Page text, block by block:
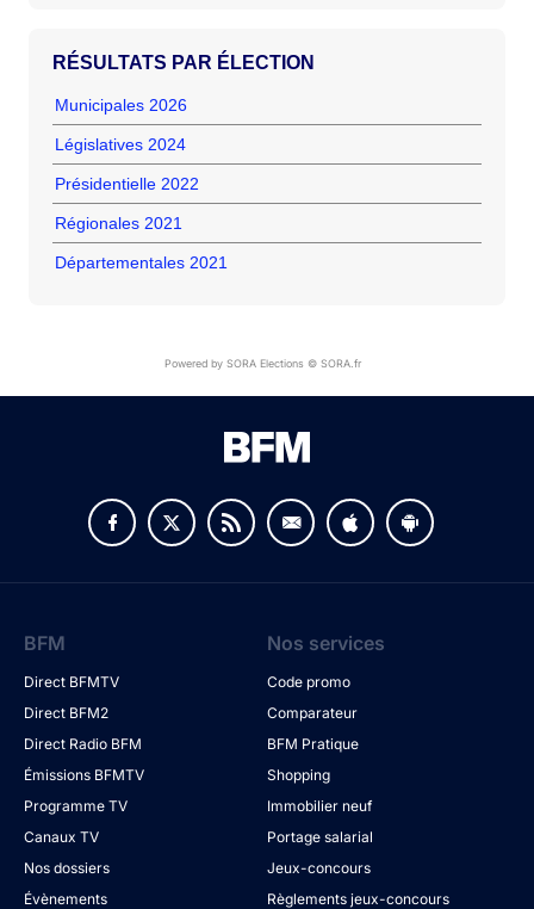
RÉSULTATS PAR ÉLECTION
Municipales 2026
Législatives 2024
Présidentielle 2022
Régionales 2021
Départementales 2021
Powered by SORA Elections © SORA.fr
BFM
Direct BFMTV
Direct BFM2
Direct Radio BFM
Émissions BFMTV
Programme TV
Canaux TV
Nos dossiers
Évènements
Nos services
Code promo
Comparateur
BFM Pratique
Shopping
Immobilier neuf
Portage salarial
Jeux-concours
Règlements jeux-concours